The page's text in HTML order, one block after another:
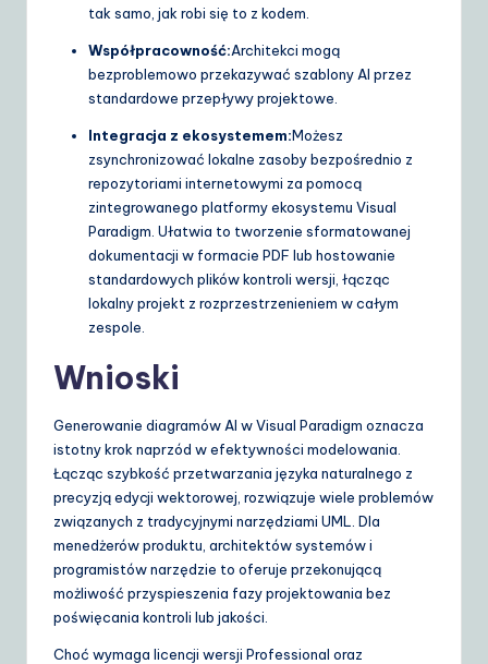
tak samo, jak robi się to z kodem.
Współpracowność:Architekci mogą
bezproblemowo przekazywać szablony AI przez
standardowe przepływy projektowe.
Integracja z ekosystemem:Możesz
zsynchronizować lokalne zasoby bezpośrednio z
repozytoriami internetowymi za pomocą
zintegrowanego platformy ekosystemu Visual
Paradigm. Ułatwia to tworzenie sformatowanej
dokumentacji w formacie PDF lub hostowanie
standardowych plików kontroli wersji, łącząc
lokalny projekt z rozprzestrzenieniem w całym
zespole.
Wnioski
Generowanie diagramów AI w Visual Paradigm oznacza
istotny krok naprzód w efektywności modelowania.
Łącząc szybkość przetwarzania języka naturalnego z
precyzją edycji wektorowej, rozwiązuje wiele problemów
związanych z tradycyjnymi narzędziami UML. Dla
menedżerów produktu, architektów systemów i
programistów narzędzie to oferuje przekonującą
możliwość przyspieszenia fazy projektowania bez
poświęcania kontroli lub jakości.
Choć wymaga licencji wersji Professional oraz